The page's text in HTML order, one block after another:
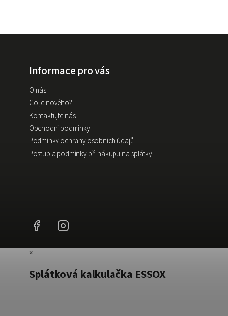
Informace pro vás
O nás
Co je nového?
Kontaktujte nás
Obchodní podmínky
Podmínky ochrany osobních údajů
Postup a podmínky při nákupu na splátky
Facebook
×
Splátková kalkulačka ESSOX